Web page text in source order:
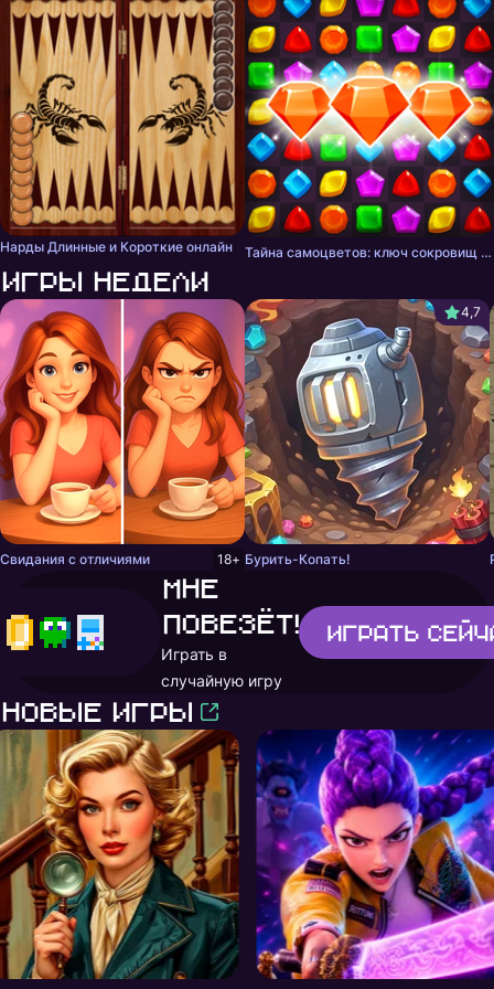
Нарды Длинные и Короткие онлайн Тайна самоцветов: ключ сокровищ - три в ряд
Игры недели
Свидания с отличиями 18+
4,7
Бурить-Копать!
Мне
повезёт!
Играть в
случайную игру
Играть
Новые игры